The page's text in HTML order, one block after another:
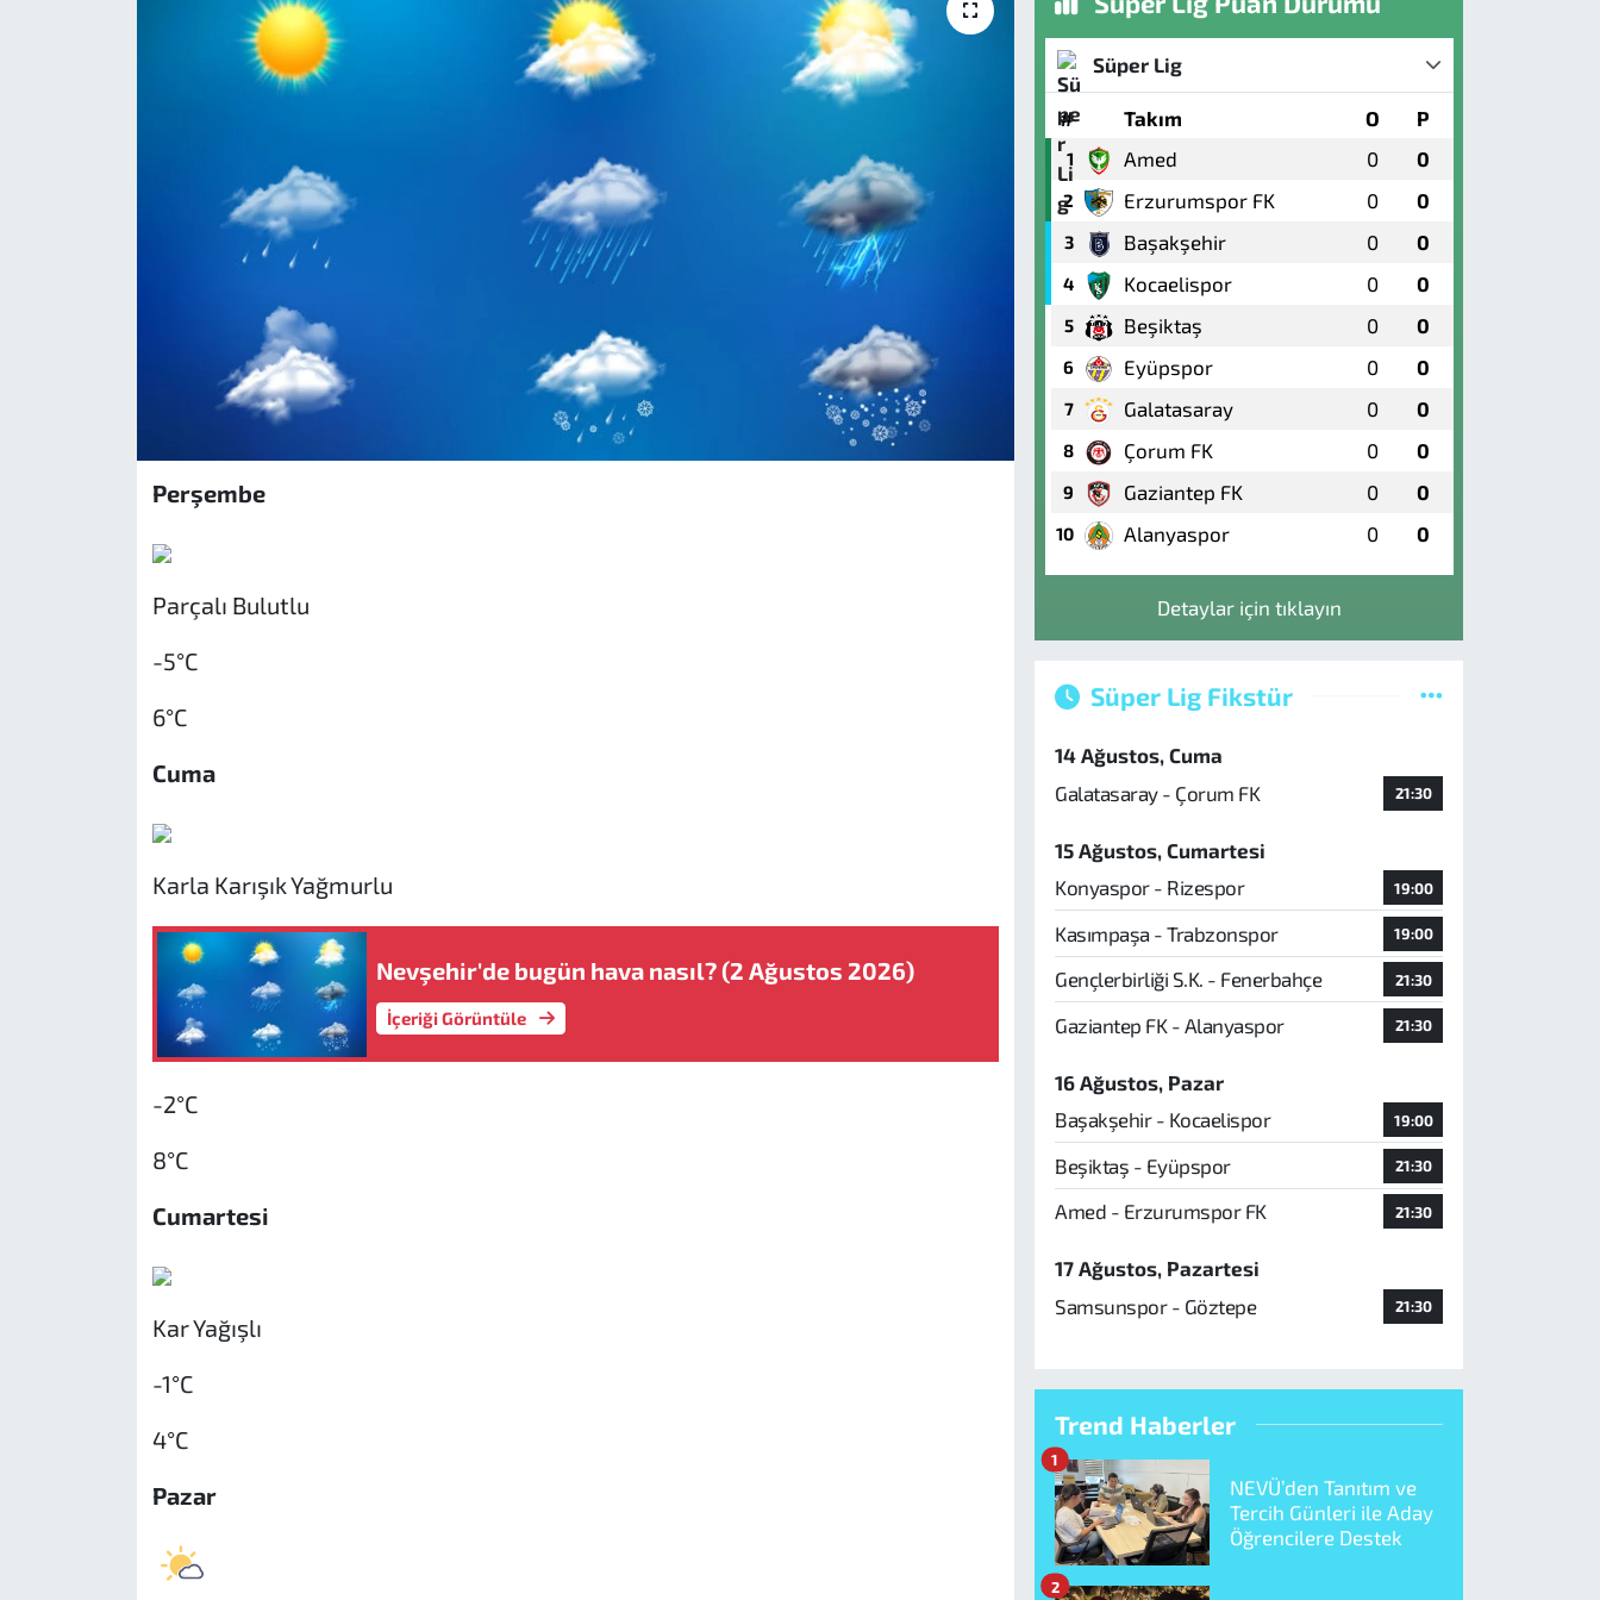
Perşembe
Parçalı Bulutlu
-5°C
6°C
Cuma
Karla Karışık Yağmurlu
Nevşehir'de bugün hava nasıl? (2 Ağustos 2026)
İçeriği Görüntüle
-2°C
8°C
Cumartesi
Kar Yağışlı
-1°C
4°C
Pazar
Süper Lig
# Takım O P
1 Amed 0 0
2 Erzurumspor FK 0 0
3 Başakşehir 0 0
4 Kocaelispor 0 0
5 Beşiktaş 0 0
6 Eyüpspor 0 0
7 Galatasaray 0 0
8 Çorum FK 0 0
9 Gaziantep FK 0 0
10 Alanyaspor 0 0
Detaylar için tıklayın
Süper Lig Fikstür
14 Ağustos, Cuma
Galatasaray - Çorum FK
21:30
15 Ağustos, Cumartesi
Konyaspor - Rizespor
19:00
Kasımpaşa - Trabzonspor 19:00
Gençlerbirliği S.K. - Fenerbahçe 21:30
Gaziantep FK - Alanyaspor 21:30
16 Ağustos, Pazar
Başakşehir - Kocaelispor
19:00
Beşiktaş - Eyüpspor 21:30
Amed - Erzurumspor FK 21:30
17 Ağustos, Pazartesi
Samsunspor - Göztepe
21:30
Trend Haberler
NEVÜ’den Tanıtım ve
Tercih Günleri ile Aday
Öğrencilere Destek
1
2